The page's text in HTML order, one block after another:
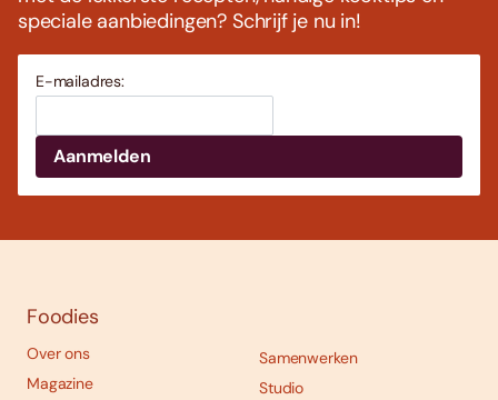
speciale aanbiedingen? Schrijf je nu in!
E-mailadres:
Foodies
Over ons
Magazine
Samenwerken
Studio